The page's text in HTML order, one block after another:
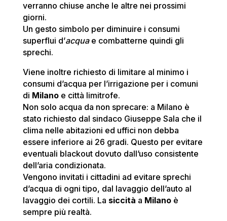
verranno chiuse anche le altre nei prossimi
giorni.
Un gesto simbolo per diminuire i consumi
superflui d’acquae combatterne quindi gli
sprechi.
Viene inoltre richiesto di limitare al minimo i
consumi d’acqua per l’irrigazione per i comuni
di Milanoe città limitrofe.
Non solo acqua da non sprecare: a Milano è
stato richiesto dal sindaco Giuseppe Sala che il
clima nelle abitazioni ed uffici non debba
essere inferiore ai 26 gradi. Questo per evitare
eventuali blackout dovuto dall’uso consistente
dell’aria condizionata.
Vengono invitati i cittadini ad evitare sprechi
d’acqua di ogni tipo, dal lavaggio dell’auto al
lavaggio dei cortili. La siccità a Milanoè
sempre più realtà.